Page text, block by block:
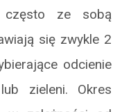
często ze sobą
się zwykle 2
odcienie
zieleni. Okres